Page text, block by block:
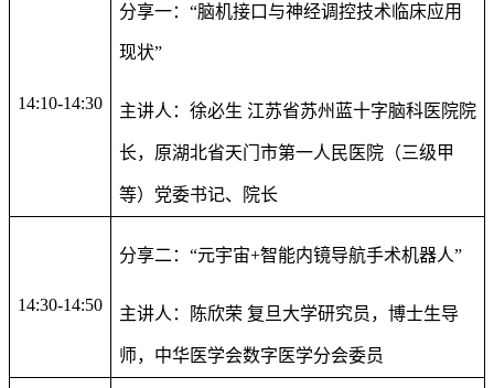
14:10-14:30
分享一：“脑机接口与神经调控技术临床应用
现状”
主讲人：徐必生 江苏省苏州蓝十字脑科医院院
长，原湖北省天门市第一人民医院（三级甲
等）党委书记、院长
14:30-14:50
分享二：“元宇宙+智能内镜导航手术机器人”
主讲人：陈欣荣 复旦大学研究员，博士生导
师，中华医学会数字医学分会委员